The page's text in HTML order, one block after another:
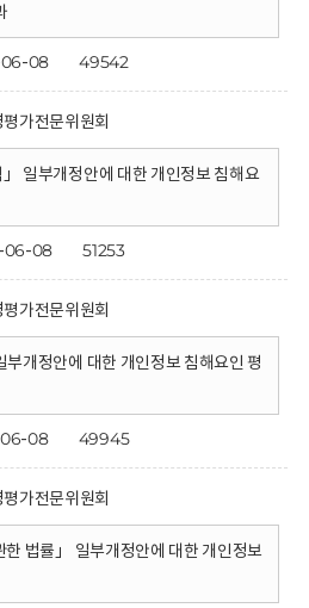
08 49542
평가전문위원회
」 일부개정안에 대한 개인정보 침해요
06-08 51253
평가전문위원회
부개정안에 대한 개인정보 침해요인 평
08 49945
평가전문위원회
한 법률」 일부개정안에 대한 개인정보